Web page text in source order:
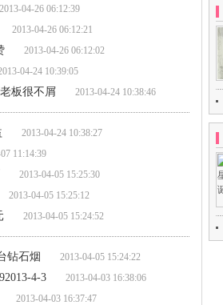
04-26 06:12:39
04-26 06:12:21
2013-04-26 06:12:02
04-24 10:39:05
板很不屑 2013-04-24 10:38:46
2013-04-24 10:38:27
11:14:39
2013-04-05 15:25:30
04-05 15:25:12
2013-04-05 15:24:52
钻石烟 2013-04-05 15:24:22
4-3 2013-04-03 16:38:06
2013-04-03 16:37:47